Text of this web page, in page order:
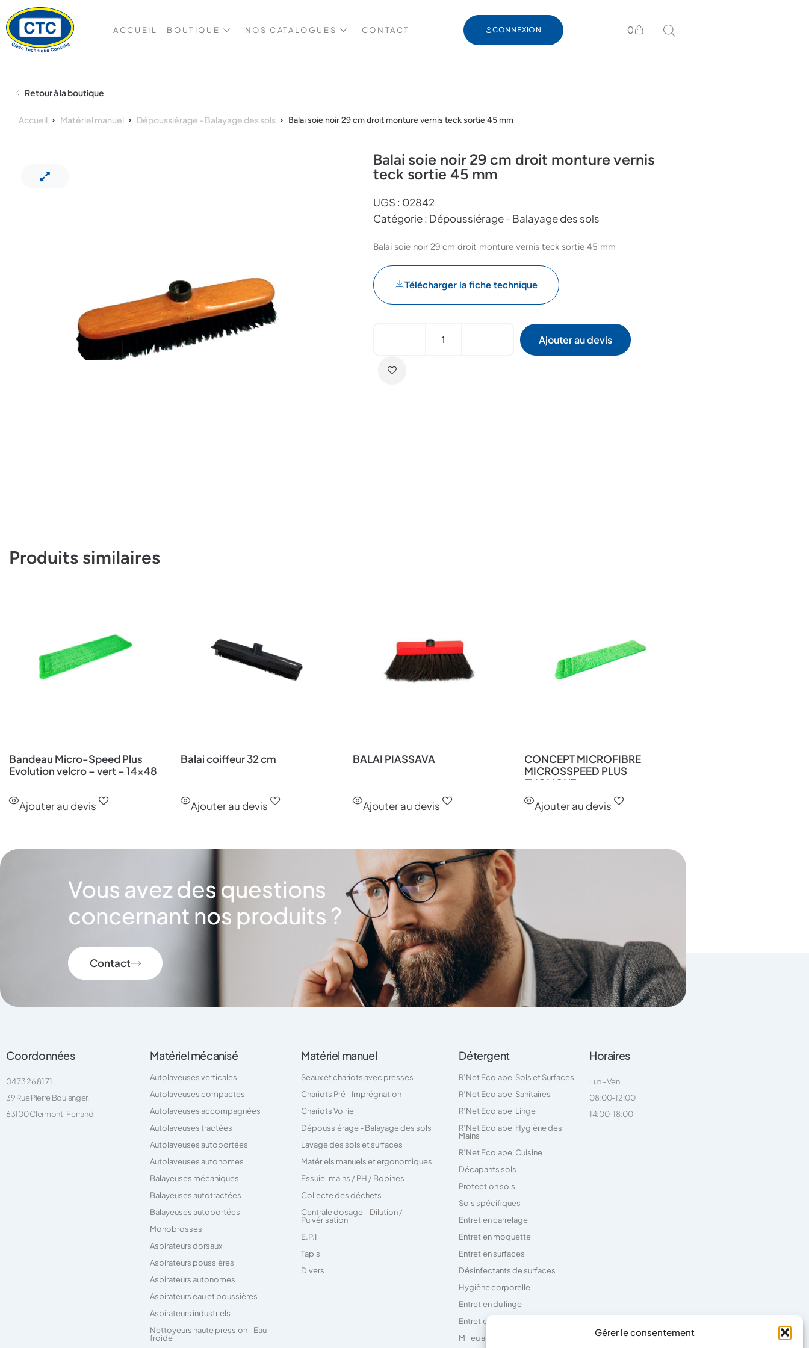
Gérer le consentement
ACCUEIL BOUTIQUE NOS CATALOGUES CONTACT CONNEXION 0
Retour à la boutique
Accueil Matériel manuel Dépoussiérage - Balayage des sols Balai soie noir 29 cm droit monture vernis teck sortie 45 mm
Balai soie noir 29 cm droit monture vernis
teck sortie 45 mm
UGS : 02842
Catégorie : Dépoussiérage - Balayage des sols
Balai soie noir 29 cm droit monture vernis teck sortie 45 mm
Télécharger la fiche technique
Ajouter au devis
Produits similaires
Bandeau Micro-Speed Plus
Evolution velcro – vert – 14×48
Ajouter au devis
Balai coiffeur 32 cm
Ajouter au devis
BALAI PIASSAVA
Ajouter au devis
CONCEPT MICROFIBRE
MICROSSPEED PLUS
EVOLIGHT
Ajouter au devis
Vous avez des questions
concernant nos produits ?
Contact
Coordonnées
04 73 26 81 71
39 Rue Pierre Boulanger,
63100 Clermont-Ferrand
Matériel mécanisé
Autolaveuses verticales
Autolaveuses compactes
Autolaveuses accompagnées
Autolaveuses tractées
Autolaveuses autoportées
Autolaveuses autonomes
Balayeuses mécaniques
Balayeuses autotractées
Balayeuses autoportées
Monobrosses
Aspirateurs dorsaux
Aspirateurs poussières
Aspirateurs autonomes
Aspirateurs eau et poussières
Aspirateurs industriels
Nettoyeurs haute pression - Eau
froide
Matériel manuel
Seaux et chariots avec presses
Chariots Pré - Imprégnation
Chariots Voirie
Dépoussiérage - Balayage des sols
Lavage des sols et surfaces
Matériels manuels et ergonomiques
Essuie-mains / PH / Bobines
Collecte des déchets
Centrale dosage – Dilution /
Pulvérisation
E.P.I
Tapis
Divers
Détergent
R’Net Ecolabel Sols et Surfaces
R’Net Ecolabel Sanitaires
R’Net Ecolabel Linge
R’Net Ecolabel Hygiène des
Mains
R’Net Ecolabel Cuisine
Décapants sols
Protection sols
Sols spécifiques
Entretien carrelage
Entretien moquette
Entretien surfaces
Désinfectants de surfaces
Hygiène corporelle
Entretien du linge
Entretien des sanitaires
Milieu alimentaire
Horaires
Lun - Ven
08:00-12:00
14:00-18:00